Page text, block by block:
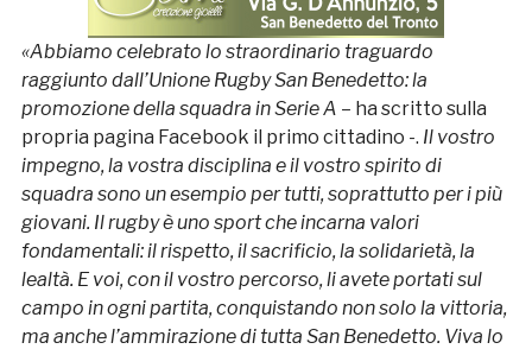
«Abbiamo celebrato lo straordinario traguardo
raggiunto dall’Unione Rugby San Benedetto: la
promozione della squadra in Serie A – ha scritto sulla
propria pagina Facebook il primo cittadino -. Il vostro
impegno, la vostra disciplina e il vostro spirito di
squadra sono un esempio per tutti, soprattutto per i più
giovani. Il rugby è uno sport che incarna valori
fondamentali: il rispetto, il sacrificio, la solidarietà, la
lealtà. E voi, con il vostro percorso, li avete portati sul
campo in ogni partita, conquistando non solo la vittoria,
ma anche l’ammirazione di tutta San Benedetto. Viva lo